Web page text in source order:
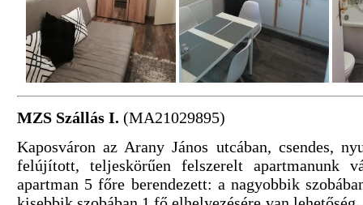
MZS Szállás I. (MA21029895)
Kaposváron az Arany János utcában, csendes,
felújított, teljeskörűen felszerelt apartmanunk
apartman 5 főre berendezett: a nagyobbik